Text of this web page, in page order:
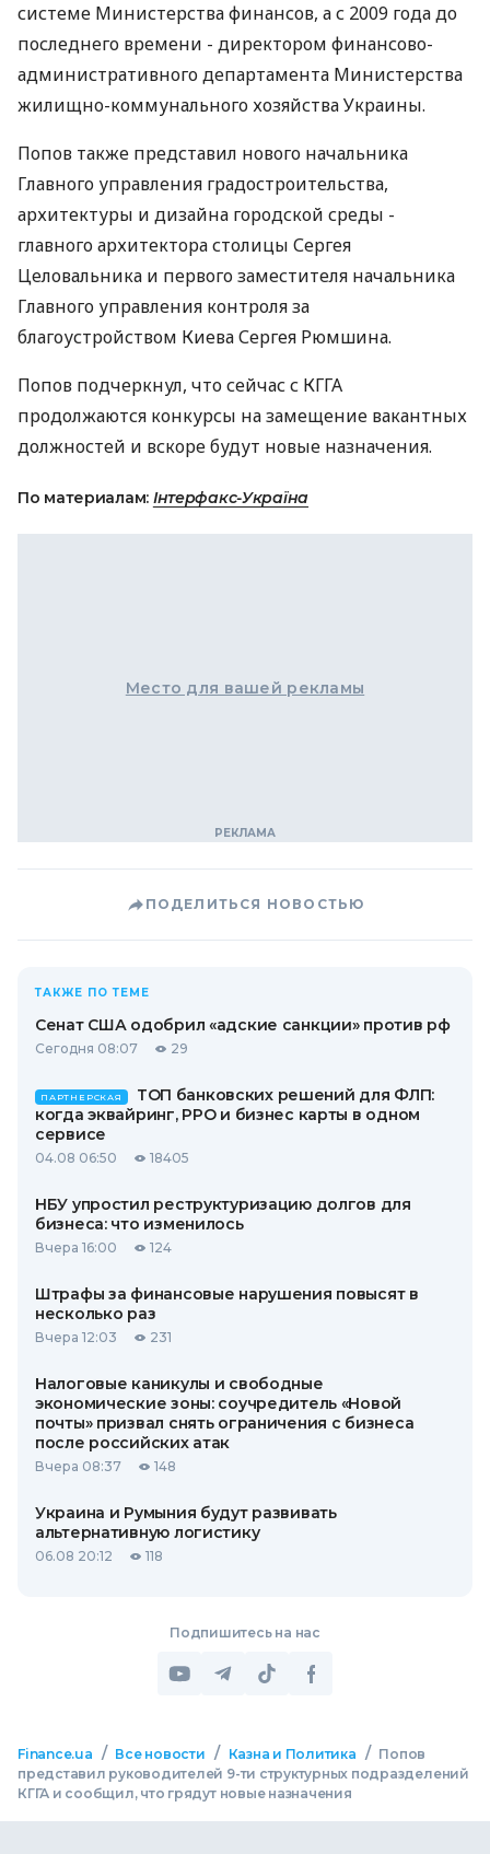
системе Министерства финансов, а с 2009 года до
последнего времени - директором финансово-
административного департамента Министерства
жилищно-коммунального хозяйства Украины.
Попов также представил нового начальника
Главного управления градостроительства,
архитектуры и дизайна городской среды -
главного архитектора столицы Сергея
Целовальника и первого заместителя начальника
Главного управления контроля за
благоустройством Киева Сергея Рюмшина.
Попов подчеркнул, что сейчас с КГГА
продолжаются конкурсы на замещение вакантных
должностей и вскоре будут новые назначения.
По материалам: Інтерфакс-Україна
Место для вашей рекламы
ПОДЕЛИТЬСЯ НОВОСТЬЮ
ТАКЖЕ ПО ТЕМЕ
Сенат США одобрил «адские санкции» против рф
Сегодня 08:07 29
ПАРТНЕРСКАЯ
ТОП банковских решений для ФЛП:
когда эквайринг, РРО и бизнес карты в одном
сервисе
04.08 06:50 18405
НБУ упростил реструктуризацию долгов для
бизнеса: что изменилось
Вчера 16:00 124
Штрафы за финансовые нарушения повысят в
несколько раз
Вчера 12:03 231
Налоговые каникулы и свободные
экономические зоны: соучредитель «Новой
почты» призвал снять ограничения с бизнеса
после российских атак
Вчера 08:37 148
Украина и Румыния будут развивать
альтернативную логистику
06.08 20:12 118
Подпишитесь на нас
Finance.ua / Все новости / Казна и Политика / Попов
представил руководителей 9-ти структурных подразделений
КГГА и сообщил, что грядут новые назначения